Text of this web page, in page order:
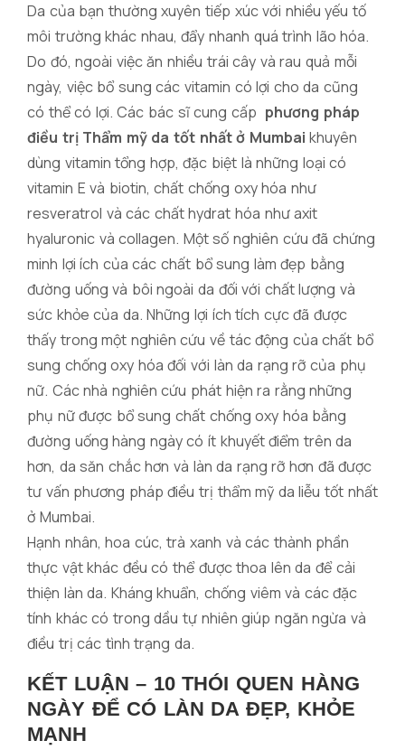
Da của bạn thường xuyên tiếp xúc với nhiều yếu tố
môi trường khác nhau, đẩy nhanh quá trình lão hóa.
Do đó, ngoài việc ăn nhiều trái cây và rau quả mỗi
ngày, việc bổ sung các vitamin có lợi cho da cũng
có thể có lợi. Các bác sĩ cung cấp phương pháp
điều trị Thẩm mỹ da tốt nhất ở Mumbai khuyên
dùng vitamin tổng hợp, đặc biệt là những loại có
vitamin E và biotin, chất chống oxy hóa như
resveratrol và các chất hydrat hóa như axit
hyaluronic và collagen. Một số nghiên cứu đã chứng
minh lợi ích của các chất bổ sung làm đẹp bằng
đường uống và bôi ngoài da đối với chất lượng và
sức khỏe của da. Những lợi ích tích cực đã được
thấy trong một nghiên cứu về tác động của chất bổ
sung chống oxy hóa đối với làn da rạng rỡ của phụ
nữ. Các nhà nghiên cứu phát hiện ra rằng những
phụ nữ được bổ sung chất chống oxy hóa bằng
đường uống hàng ngày có ít khuyết điểm trên da
hơn, da săn chắc hơn và làn da rạng rỡ hơn đã được
tư vấn phương pháp điều trị thẩm mỹ da liễu tốt nhất
ở Mumbai.
Hạnh nhân, hoa cúc, trà xanh và các thành phần
thực vật khác đều có thể được thoa lên da để cải
thiện làn da. Kháng khuẩn, chống viêm và các đặc
tính khác có trong dầu tự nhiên giúp ngăn ngừa và
điều trị các tình trạng da.
KẾT LUẬN – 10 THÓI QUEN HÀNG
NGÀY ĐỂ CÓ LÀN DA ĐẸP, KHỎE
MẠNH